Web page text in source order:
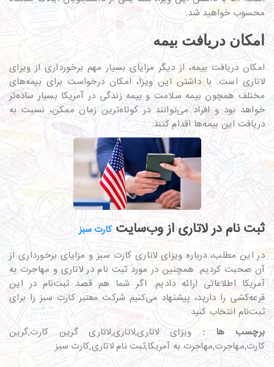
محسوب خواهید شد.
امکان دریافت بیمه
امکان دریافت بیمه، از دیگر مزایای بسیار مهم برخورداری از ویزای
لاتاری است. با داشتن این ویزا، امکان درخواست برای بیمه‌های
مختلف همچون بیمه سلامت و بیمه زندگی در آمریکا بسیار ساده‌تر
خواهد بود و افراد می‌توانند در کوتاه‌ترین زمان ممکن، نسبت به
دریافت این بیمه‌ها اقدام کنند.
ثبت نام در لاتاری از وب‌سایتکارت سبز
در این مطلب، درباره ویزای لاتاری کارت سبز و مزایای برخورداری از
آن صحبت کردیم. همچنین در مورد ثبت نام در لاتاری و مهاجرت به
آمریکا اطلاعاتی ارائه دادیم. اگر شما هم قصد ثبت‌نام در این
قرعه‌کشی را دارید، پیشنهاد می‌کنیم شرکت معتبر کارت سبز را برای
ثبت‌نام انتخاب کنید.
برچسب ها : ویزای لاتاری,لاتاری,لاتاری گرین کارت,گرین
کارت,مهاجرت,مهاجرت به آمریکا,ثبت نام لاتاری,کارت سبز